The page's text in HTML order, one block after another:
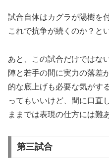
試合自体はカグラが陽樹を
これで抗争が続くのか？と
あと、この試合だけではな
陣と若手の間に実力の落差
的な底上げも必要な気がす
ってもいいけど、間に口直
ままでは表現の仕方には難
第三試合